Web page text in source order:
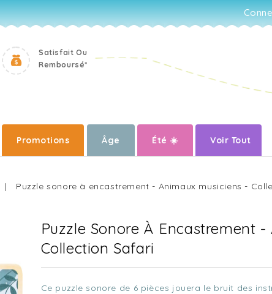
Satisfait Ou
Remboursé*
Promotions Âge Été ☀️ Voir Tout
Puzzle sonore à encastrement - Animaux musiciens -
Puzzle Sonore À Encastrement
Collection Safari
Ce puzzle sonore de 6 pièces jouera le bruit des